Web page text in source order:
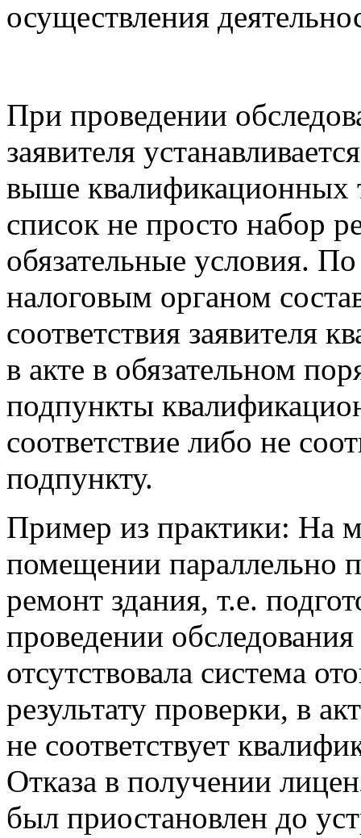
осуществления
При проведении
заявителя
выше квалификационных
список не просто набор
обязательные условия.
налоговым органом
соответствия заявителя
в акте в обязательном
подпункты
соответствие либо не
подпункту.
Пример из практики: На
помещении параллельно
ремонт здания, т.е.
проведении
отсутствовала система
результату проверки, в
не соответствует
Отказа в получении
был приостановлен до